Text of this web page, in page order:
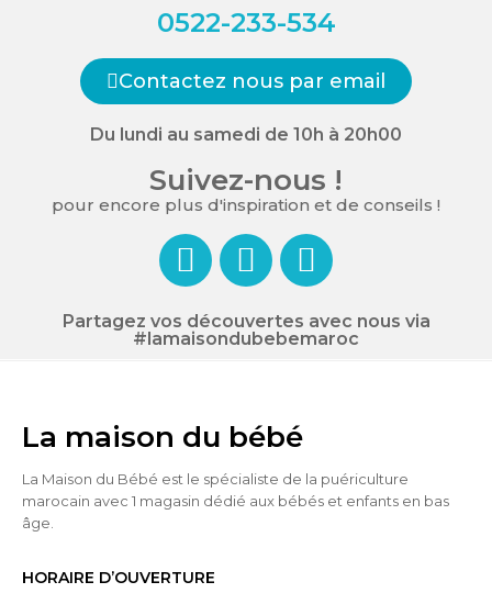
0522-233-534
Contactez nous par email
Du lundi au samedi de 10h à 20h00
Suivez-nous !
pour encore plus d'inspiration et de conseils !
Partagez vos découvertes avec nous via
#lamaisondubebemaroc
La maison du bébé
La Maison du Bébé est le spécialiste de la puériculture
marocain avec 1 magasin dédié aux bébés et enfants en bas
âge.
HORAIRE D’OUVERTURE